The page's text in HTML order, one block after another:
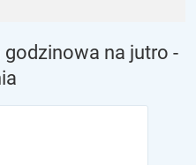
godzinowa na jutro -